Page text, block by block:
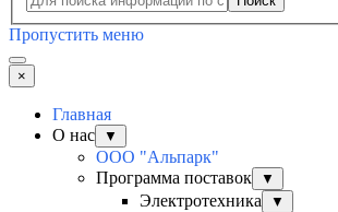
Пропустить меню
×
Главная
О нас
▼
ООО "Альпарк"
Программа поставок
▼
Электротехника ▼